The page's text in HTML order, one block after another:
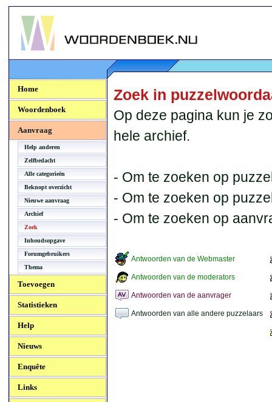
Woordenboek.NU
Home
Woordenboek
Aanvraag
Help anderen
Zelfbedacht
Alle categorieën
Beknopt overzicht
Nieuwe aanvraag
Archief
Zoek
Inhoudsopgave
Forumgebruikers
Thema
Toevoegen
Statistieken
Help
Nieuws
Enquête
Links
Zoek in
Op deze pagina kun je
hele archief.
- Om te zoeken op
- Om te zoeken op
- Om te zoeken op
Antwoorden van de Webmaster
Antwoorden van de moderators
Antwoorden van de aanvrager
Antwoorden van alle andere puzzelaars